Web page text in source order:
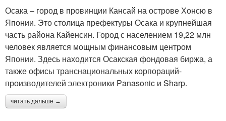
Осака – город в провинции Кансай на острове Хонсю в
Японии. Это столица префектуры Осака и крупнейшая
часть района Кайенсин. Город с населением 19,22 млн
человек является мощным финансовым центром
Японии. Здесь находится Осакская фондовая биржа, а
также офисы транснациональных корпораций-
производителей электроники Panasonic и Sharp.
читать дальше →